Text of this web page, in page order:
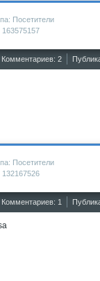
Посетители
163575157
Комментариев: 2
Посетители
132167526
Комментариев: 1